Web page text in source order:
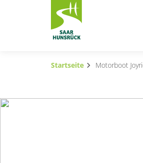
Zum Hauptinhalt springen
Subnavigation umschalten
Startseite Motorboot